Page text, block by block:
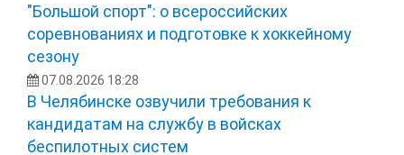
"Большой спорт": о всероссийских
соревнованиях и подготовке к хоккейному
сезону
07.08.2026 18:28
В Челябинске озвучили требования к
кандидатам на службу в войсках
беспилотных систем